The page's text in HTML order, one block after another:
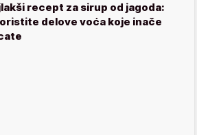
recept za sirup od jagoda:
delove voća koje inače